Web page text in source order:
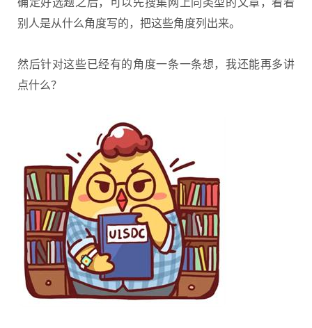
别人是从什么角度写的，把这些角度列出来。
然后针对这些已经有的角度一条一条想，我还能再多讲
点什么？